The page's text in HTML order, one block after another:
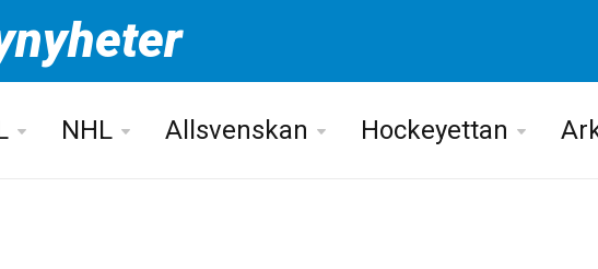
NHL Allsvenskan Hockeyettan